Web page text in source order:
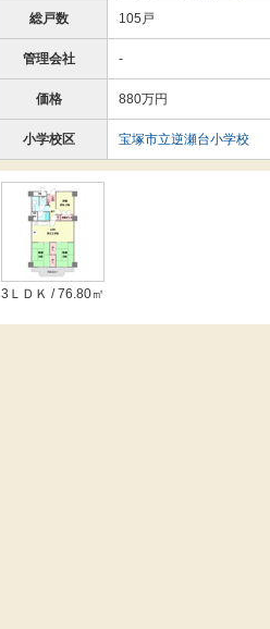
総戸数 105戸
管理会社 -
価格 880万円
小学校区 宝塚市立逆瀬台小学校
3ＬＤＫ / 76.80㎡